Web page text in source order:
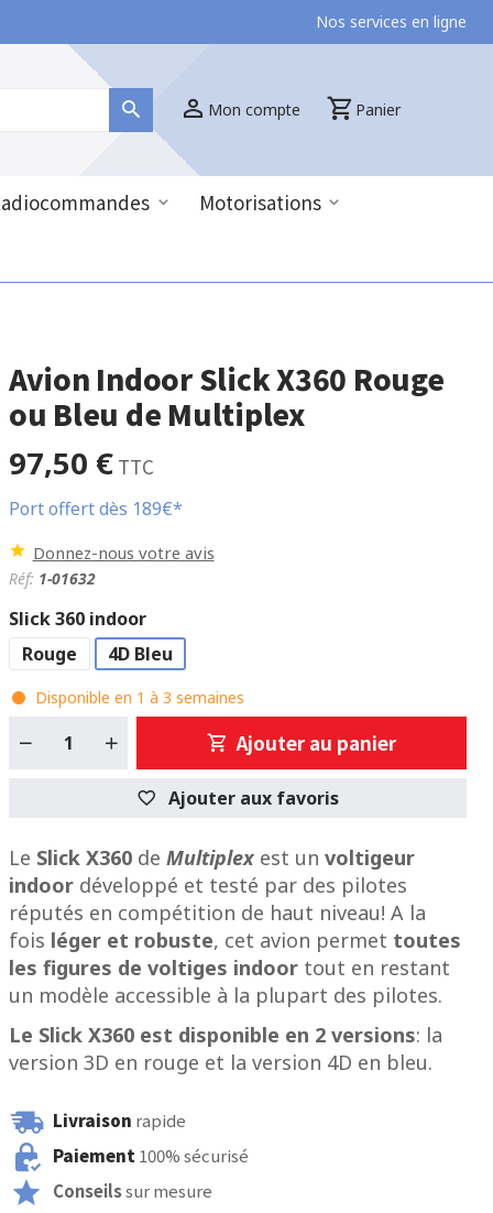
Nos services en ligne
Mon compte Panier
Motorisations
Avion Indoor Slick X360 Rouge
ou Bleu de Multiplex
97,50 € TTC
Port offert dès 189€*
Donnez-nous votre avis
Réf: 1-01632
Slick 360 indoor
Rouge
4D Bleu
Disponible en 1 à 3 semaines
Ajouter au panier
Ajouter aux favoris
Le Slick X360 de Multiplexest un voltigeur
indoor développé et testé par des pilotes
réputés en compétition de haut niveau! A la
fois léger et robuste, cet avion permet toutes
les figures de voltiges indoor tout en restant
un modèle accessible à la plupart des pilotes.
Le Slick X360 est disponible en 2 versions: la
version 3D en rouge et la version 4D en bleu.
Livraison rapide
Paiement 100% sécurisé
Conseilssur mesure